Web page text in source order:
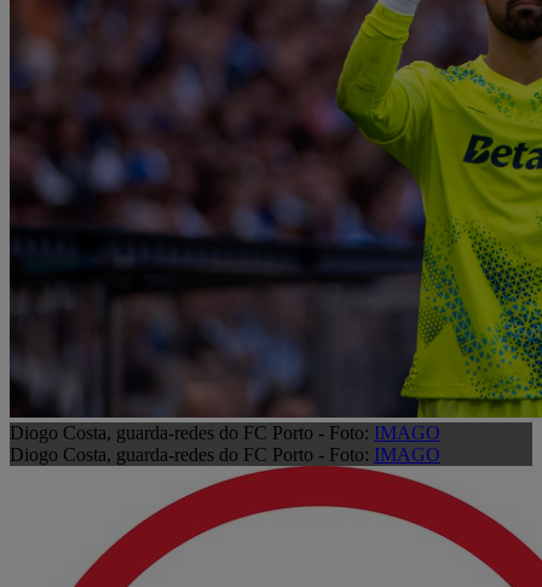
Diogo Costa, guarda-redes do FC Porto - Foto: IMAGO
Diogo Costa, guarda-redes do FC Porto - Foto: IMAGO